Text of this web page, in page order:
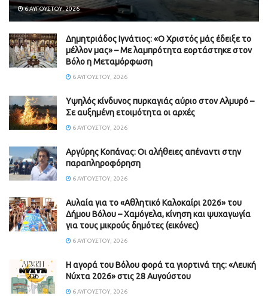
6 ΑΥΓΟΎΣΤΟΥ, 2026
Δημητριάδος Ιγνάτιος: «Ο Χριστός μάς έδειξε το
μέλλον μας» – Με λαμπρότητα εορτάστηκε στον
Βόλο η Μεταμόρφωση
6 ΑΥΓΟΎΣΤΟΥ, 2026
Υψηλός κίνδυνος πυρκαγιάς αύριο στον Αλμυρό –
Σε αυξημένη ετοιμότητα οι αρχές
6 ΑΥΓΟΎΣΤΟΥ, 2026
Aργύρης Κοπάνας: Οι αλήθειες απέναντι στην
παραπληροφόρηση
6 ΑΥΓΟΎΣΤΟΥ, 2026
Αυλαία για το «Αθλητικό Καλοκαίρι 2026» του
Δήμου Βόλου – Χαμόγελα, κίνηση και ψυχαγωγία
για τους μικρούς δημότες (εικόνες)
6 ΑΥΓΟΎΣΤΟΥ, 2026
Η αγορά του Βόλου φορά τα γιορτινά της: «Λευκή
Νύχτα 2026» στις 28 Αυγούστου
6 ΑΥΓΟΎΣΤΟΥ, 2026